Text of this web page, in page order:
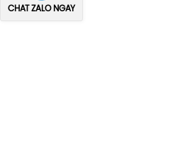
CHAT ZALO NGAY